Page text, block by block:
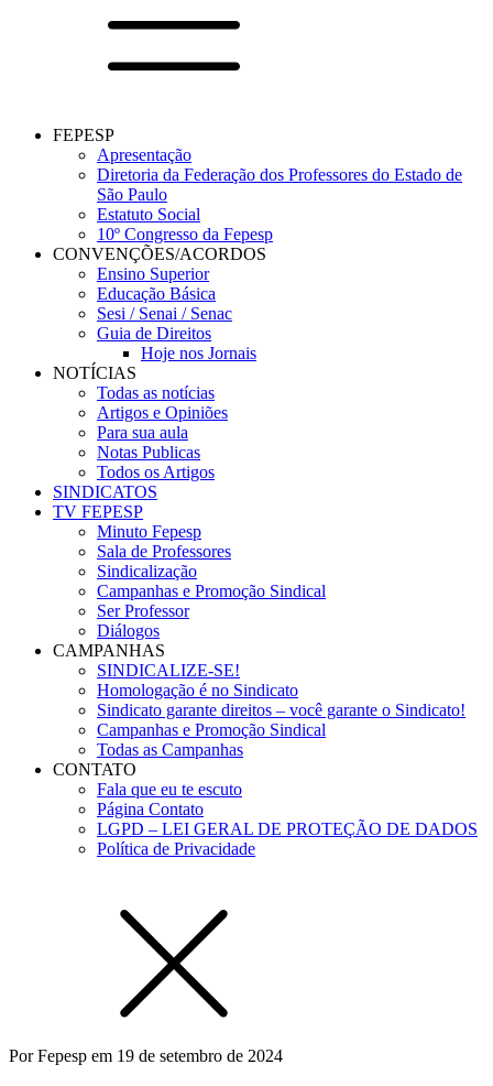
FEPESP
Apresentação
Diretoria da Federação dos Professores do Estado de
São Paulo
Estatuto Social
10º Congresso da Fepesp
CONVENÇÕES/ACORDOS
Ensino Superior
Educação Básica
Sesi / Senai / Senac
Guia de Direitos
Hoje nos Jornais
NOTÍCIAS
Todas as notícias
Artigos e Opiniões
Para sua aula
Notas Publicas
Todos os Artigos
SINDICATOS
TV FEPESP
Minuto Fepesp
Sala de Professores
Sindicalização
Campanhas e Promoção Sindical
Ser Professor
Diálogos
CAMPANHAS
SINDICALIZE-SE!
Homologação é no Sindicato
Sindicato garante direitos – você garante o Sindicato!
Campanhas e Promoção Sindical
Todas as Campanhas
CONTATO
Fala que eu te escuto
Página Contato
LGPD – LEI GERAL DE PROTEÇÃO DE DADOS
Política de Privacidade
PorFepesp em 19 de setembro de 2024